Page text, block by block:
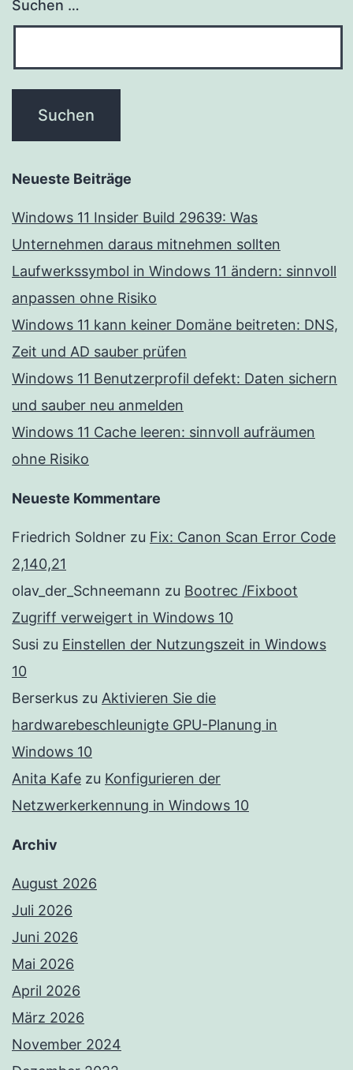
Suchen …
Neueste Beiträge
Windows 11 Insider Build 29639: Was
Unternehmen daraus mitnehmen sollten
Laufwerkssymbol in Windows 11 ändern: sinnvoll
anpassen ohne Risiko
Windows 11 kann keiner Domäne beitreten: DNS,
Zeit und AD sauber prüfen
Windows 11 Benutzerprofil defekt: Daten sichern
und sauber neu anmelden
Windows 11 Cache leeren: sinnvoll aufräumen
ohne Risiko
Neueste Kommentare
Friedrich Soldner zu Fix: Canon Scan Error Code
2,140,21
olav_der_Schneemann zu Bootrec /Fixboot
Zugriff verweigert in Windows 10
Susi zu Einstellen der Nutzungszeit in Windows
10
Berserkus zu Aktivieren Sie die
hardwarebeschleunigte GPU-Planung in
Windows 10
Anita Kafe zu Konfigurieren der
Netzwerkerkennung in Windows 10
Archiv
August 2026
Juli 2026
Juni 2026
Mai 2026
April 2026
März 2026
November 2024